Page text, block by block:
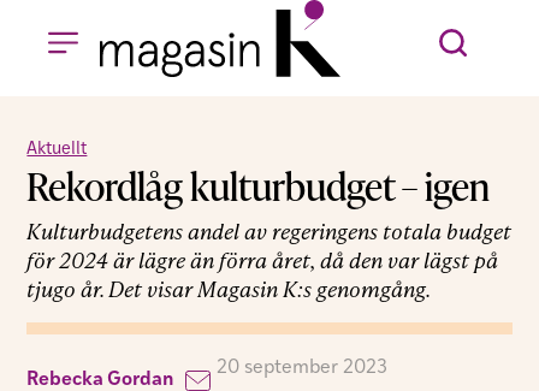
Aktuellt
Rekordlåg kulturbudget – igen
Kulturbudgetens andel av regeringens totala budget
för 2024 är lägre än förra året, då den var lägst på
tjugo år. Det visar Magasin K:s genomgång.
Rebecka Gordan
20 september 2023